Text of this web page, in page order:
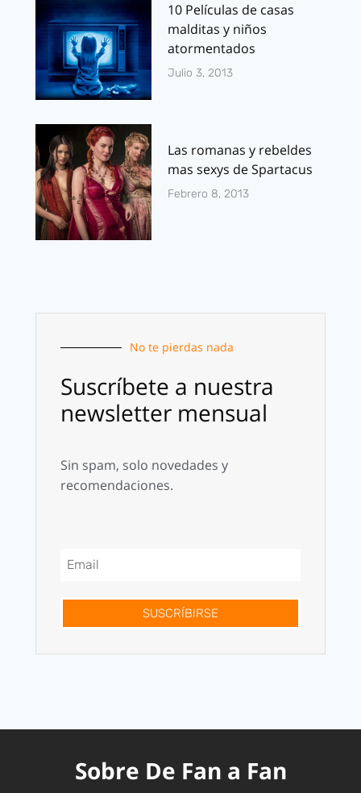
10 Películas de casas
malditas y niños
atormentados
Julio 3, 2013
Las romanas y rebeldes
mas sexys de Spartacus
Febrero 8, 2013
No te pierdas nada
Suscríbete a nuestra
newsletter mensual
Sin spam, solo novedades y
recomendaciones.
SUSCRÍBIRSE
Sobre De Fan a Fan